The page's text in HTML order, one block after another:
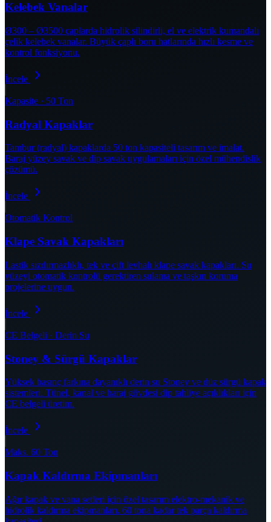
Kelebek Vanalar
Ø300 – Ø3500 çaplarda hidrolik silindirli, el ve elektrik kumandalı
çelik kelebek vanalar. Büyük çaplı boru hatlarında hızlı kesme ve
kontrol fonksiyonu.
İncele
Kapasite · 50 Ton
Radyal Kapaklar
Tambur (radyal) kapaklarda 50 ton kapasiteli tasarım ve imalat.
Baraj yüzey savak ve dip savak uygulamaları için özel mühendislik
çözümü.
İncele
Otomatik Kontrol
Klape Savak Kapakları
Lastik sızdırmazlıklı, tek ve çift levhalı klape savak kapakları. Su
yüzeyi otomatik kontrolü gerektiren sulama ve taşkın koruma
projelerine uygun.
İncele
CE Belgeli · Derin Su
Stoney & Sürgü Kapaklar
Yüksek basınç farkına dayanıklı derin su Stoney ve düz sürgü kapak
sistemleri. Tünel, kanal ve baraj gövdesi dip tahliye açıklıkları için
CE belgeli üretim.
İncele
Maks. 60 Ton
Kapak Kaldırma Ekipmanları
Ağır kapak ve vana setleri için özel tasarım elektro-mekanik ve
hidrolik kaldırma ekipmanları. 60 tona kadar tek parça kaldırma